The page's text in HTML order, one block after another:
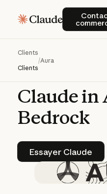
Clients
Clients
/Aura
Aura
améliore
Claudein
Bedrock
Essayer Claude
Essayer